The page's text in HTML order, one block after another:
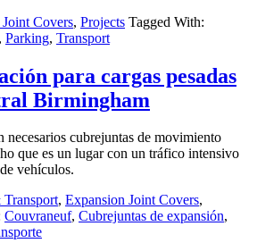
Covers, Projects Tagged With:
, Parking, Transport
para cargas pesadas
Birmingham
cubrejuntas de movimiento
que es un lugar con un tráfico intensivo
vehículos.
, Expansion Joint Covers,
Couvraneuf, Cubrejuntas de expansión,